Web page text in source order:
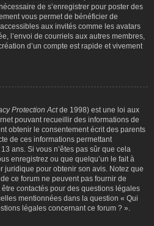
de s’enregistrer pour poster des
vous permet de bénéficier de
aux invités comme les avatars
l’envoi de courriels aux autres membres,
d’un compte est rapide et vivement
Protection Actde 1998) est une loi aux
pouvant recueillir des informations de
obtenir le consentement écrit des parents
de ces informations permettant
ans. Si vous n’êtes pas sûr que cela
enregistrez ou que quelqu’un le fait à
juridique pour obtenir son avis. Notez que
ce forum ne peuvent pas fournir de
contactés pour des questions légales
mentionnées dans la question « Qui
légales concernant ce forum ? ».